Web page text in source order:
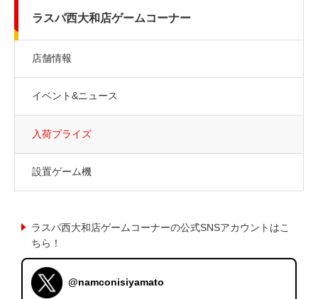
ラスパ西大和店ゲームコーナー
店舗情報
イベント&ニュース
入荷プライズ
設置ゲーム機
ラスパ西大和店ゲームコーナーの公式SNSアカウントはこ
ちら！
@namconisiyamato